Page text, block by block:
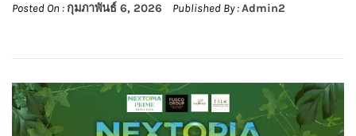
Posted On : กุมภาพันธ์ 6, 2026 Published By :Admin2